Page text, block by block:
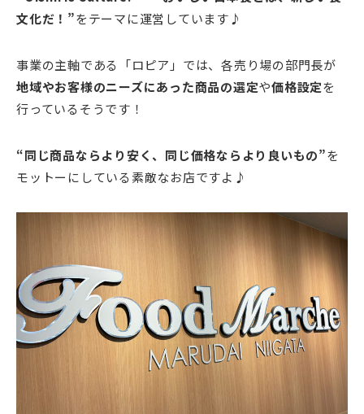
文化だ！”をテーマに運営しています♪
事業の主軸である「ロピア」では、各売り場の部門長が
地域やお客様のニーズにあった商品の選定や価格設定を
行っているそうです！
“同じ商品ならより安く、同じ価格ならより良いもの”を
モットーにしている素敵なお店ですよ♪